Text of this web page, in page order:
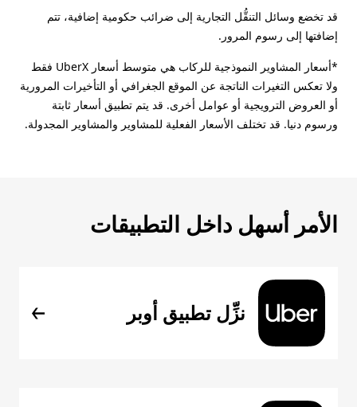
قد تخضع وسائل التنقُّل التجارية إلى ضرائب حكومية إضافية، تتم
إضافتها إلى رسوم المرور.
*أسعار المشاوير النموذجية للركاب هي متوسط أسعار UberX فقط
ولا تعكس التغيرات الناتجة عن الموقع الجغرافي أو التأخيرات المرورية
أو العروض الترويجية أو عوامل أخرى. قد يتم تطبيق أسعار ثابتة
ورسوم دنيا. قد تختلف الأسعار الفعلية للمشاوير والمشاوير المجدولة.
الأمر أسهل داخل التطبيقات
نزِّل تطبيق أوبر